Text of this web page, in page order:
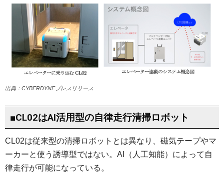
出典：CYBERDYNEプレスリリース
■CL02はAI活用型の自律走行清掃ロボット
CL02は従来型の清掃ロボットとは異なり、磁気テープやマ
ーカーと使う誘導型ではない。AI（人工知能）によって自
律走行が可能になっている。